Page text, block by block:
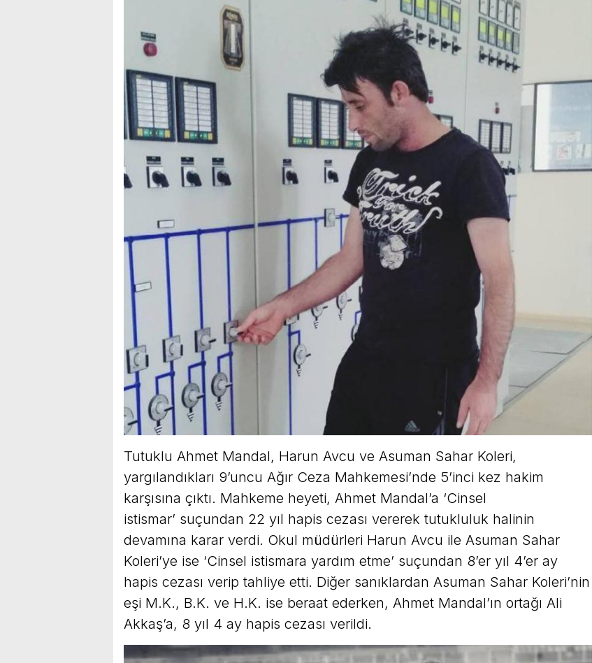
Tutuklu Ahmet Mandal, Harun Avcu ve Asuman Sahar Koleri,
yargılandıkları 9’uncu Ağır Ceza Mahkemesi’nde 5’inci kez hakim
karşısına çıktı. Mahkeme heyeti, Ahmet Mandal’a ‘Cinsel
istismar’ suçundan 22 yıl hapis cezası vererek tutukluluk halinin
devamına karar verdi. Okul müdürleri Harun Avcu ile Asuman Sahar
Koleri’ye ise ‘Cinsel istismara yardım etme’ suçundan 8’er yıl 4’er ay
hapis cezası verip tahliye etti. Diğer sanıklardan Asuman Sahar Koleri’nin
eşi M.K., B.K. ve H.K. ise beraat ederken, Ahmet Mandal’ın ortağı Ali
Akkaş’a, 8 yıl 4 ay hapis cezası verildi.